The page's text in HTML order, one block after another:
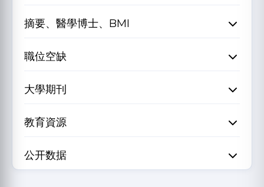
摘要、醫學博士、BMI
職位空缺
大學期刊
教育資源
公开数据